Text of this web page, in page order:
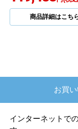
商品詳細はこち
お買
インターネットで